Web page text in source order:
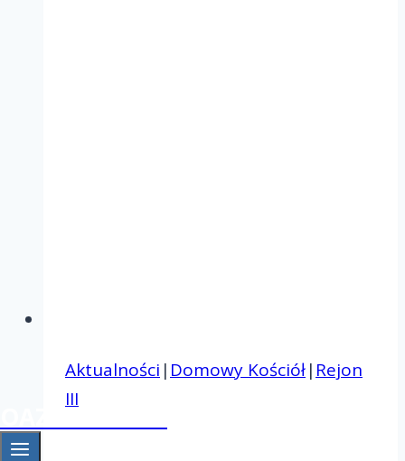
OAZA Gniezno
Aktualności | Domowy Kościół| Rejon
III